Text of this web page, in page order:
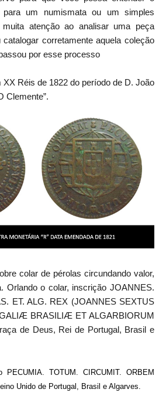
para um numismata ou um simples
muita atenção ao analisar uma peça
corretamente aquela coleção
por esse processo
XX Réis de 1822 do período de D. João
Clemente”.
colar de pérolas circundando valor,
Orlando o colar, inscrição JOANNES.
ET. ALG. REX (JOANNES SEXTUS
BRASILIÆ ET ALGARBIORUM
de Deus, Rei de Portugal, Brasil e
PECUMIA. TOTUM. CIRCUMIT. ORBEM
Unido de Portugal, Brasil e Algarves.